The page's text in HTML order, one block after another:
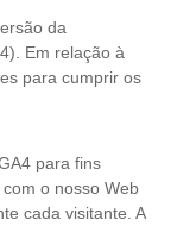
da
Em relação à
para cumprir os
para fins
o nosso Web
cada visitante. A